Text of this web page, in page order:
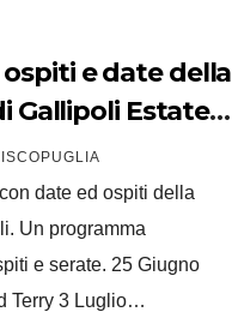
e date della
Gallipoli Estate
date ed ospiti della
Un programma
e serate. 25 Giugno
Terry 3 Luglio…